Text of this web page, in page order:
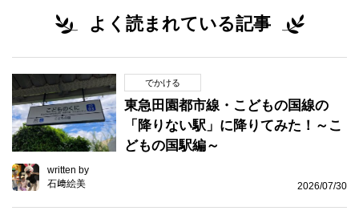
よく読まれている記事
でかける
東急田園都市線・こどもの国線の
「降りない駅」に降りてみた！～こ
どもの国駅編～
written by
石﨑絵美
2026/07/30